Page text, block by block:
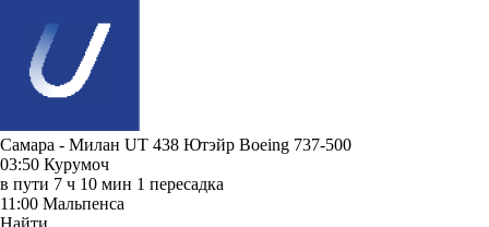
Самара - Милан UT 438 Ютэйр Boeing 737-500
03:50 Курумоч
в пути 7 ч 10 мин 1 пересадка
11:00 Мальпенса
Найти